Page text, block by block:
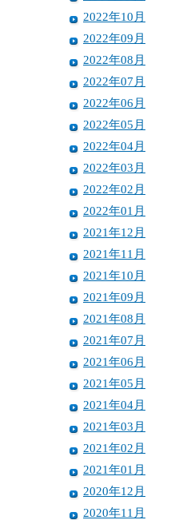
2022年10月
2022年09月
2022年08月
2022年07月
2022年06月
2022年05月
2022年04月
2022年03月
2022年02月
2022年01月
2021年12月
2021年11月
2021年10月
2021年09月
2021年08月
2021年07月
2021年06月
2021年05月
2021年04月
2021年03月
2021年02月
2021年01月
2020年12月
2020年11月